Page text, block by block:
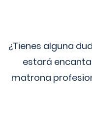
¿Tienes alguna
estará
matrona